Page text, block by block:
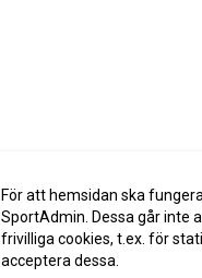
För att hemsidan ska
SportAdmin. Dessa går inte
frivilliga cookies, t.ex. för
acceptera dessa.